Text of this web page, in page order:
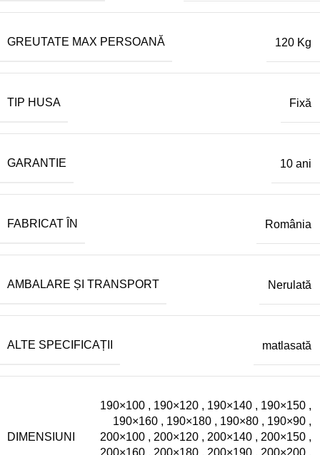
GREUTATE MAX PERSOANĂ 120 Kg
TIP HUSA Fixă
GARANTIE 10 ani
FABRICAT ÎN România
AMBALARE ȘI TRANSPORT Nerulată
ALTE SPECIFICAȚII matlasată
DIMENSIUNI
190×100 , 190×120 , 190×140 , 190×150 ,
190×160 , 190×180 , 190×80 , 190×90 ,
200×100 , 200×120 , 200×140 , 200×150 ,